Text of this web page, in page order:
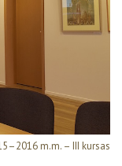
m.m. – III kursas